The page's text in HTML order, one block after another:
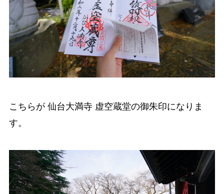
こちらが 仙台大満寺 虚空蔵堂の御朱印になりま
す。